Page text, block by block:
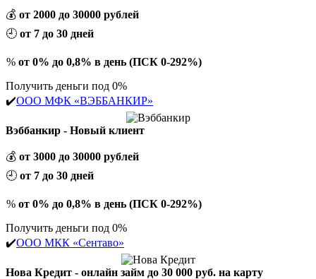
💰 от 2000 до 30000 рублей
🕘 от 7 до 30 дней
% от 0% до 0,8% в день (ПСК 0-292%)
Получить деньги под 0%
✔️ООО МФК «ВЭББАНКИР»
Вэббанкир - Новый клиент
💰 от 3000 до 30000 рублей
🕘 от 7 до 30 дней
% от 0% до 0,8% в день (ПСК 0-292%)
Получить деньги под 0%
✔️ООО МКК «Сентаво»
Нова Кредит - онлайн займ до 30 000 руб. на карту